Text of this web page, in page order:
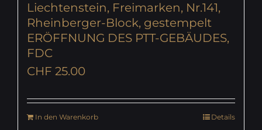
Liechtenstein, Freimarken, Nr.141,
Rheinberger-Block, gestempelt
ERÖFFNUNG DES PTT-GEBÄUDES,
FDC
CHF 25.00
In den Warenkorb
Details